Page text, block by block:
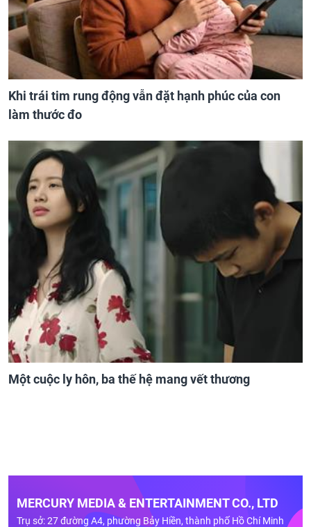
Khi trái tim rung động vẫn đặt hạnh phúc của con
làm thước đo
Một cuộc ly hôn, ba thế hệ mang vết thương
MERCURY MEDIA & ENTERTAINMENT CO., LTD
Trụ sở: 27 đường A4, phường Bảy Hiền, thành phố Hồ Chí Minh